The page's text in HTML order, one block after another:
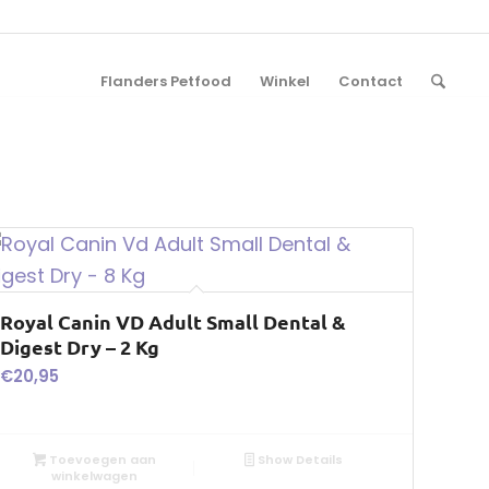
Flanders Petfood Winkel Contact
Royal Canin VD Adult Small Dental &
Digest Dry – 2 Kg
€20,95
Toevoegen aan
winkelwagen
Show Details